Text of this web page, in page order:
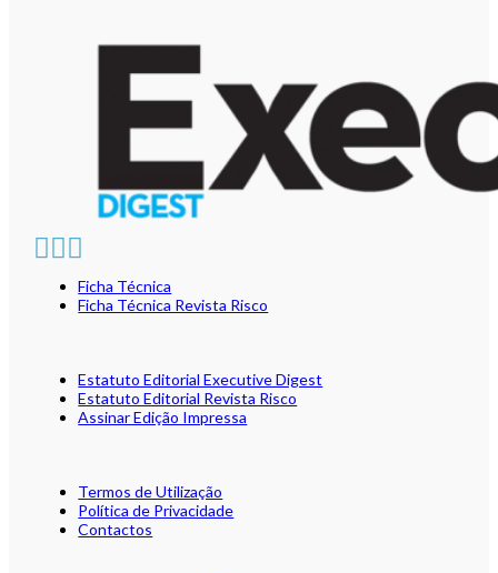
Ficha Técnica
Ficha Técnica Revista Risco
Estatuto Editorial Executive Digest
Estatuto Editorial Revista Risco
Assinar Edição Impressa
Termos de Utilização
Política de Privacidade
Contactos